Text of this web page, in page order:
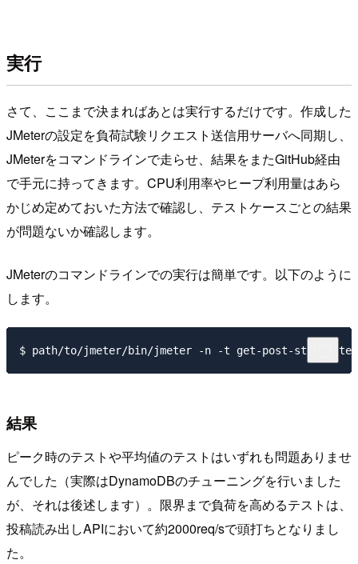
実行
さて、ここまで決まればあとは実行するだけです。作成した
JMeterの設定を負荷試験リクエスト送信用サーバへ同期し、
JMeterをコマンドラインで走らせ、結果をまたGitHub経由
で手元に持ってきます。CPU利用率やヒープ利用量はあら
かじめ定めておいた方法で確認し、テストケースごとの結果
が問題ないか確認します。
JMeterのコマンドラインでの実行は簡単です。以下のように
します。
結果
ピーク時のテストや平均値のテストはいずれも問題ありませ
んでした（実際はDynamoDBのチューニングを行いました
が、それは後述します）。限界まで負荷を高めるテストは、
投稿読み出しAPIにおいて約2000req/sで頭打ちとなりまし
た。